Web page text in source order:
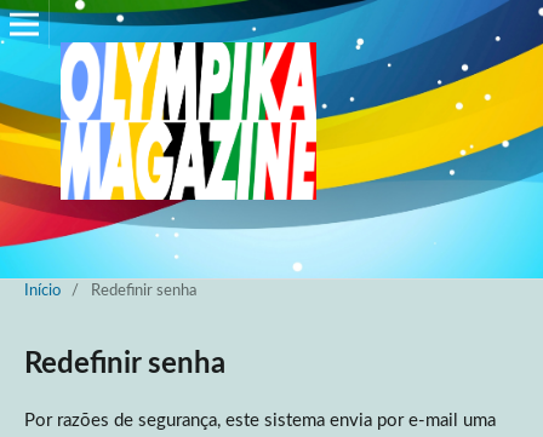
Início / Redefinir senha
Redefinir senha
Por razões de segurança, este sistema envia por e-mail uma